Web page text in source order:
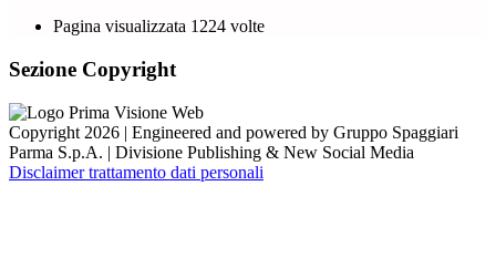
Pagina visualizzata 1224 volte
Sezione Copyright
Copyright 2026 | Engineered and powered by Gruppo Spaggiari
Parma S.p.A. | Divisione Publishing & New Social Media
Disclaimer trattamento dati personali